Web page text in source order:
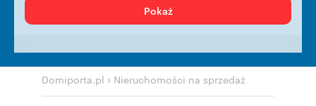
Pokaż
Domiporta.pl › Nieruchomości na sprzedaż